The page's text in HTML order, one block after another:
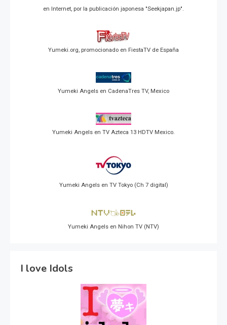
en Internet, por la publicación japonesa "Seekjapan.jp".
Yumeki.org, promocionado en FiestaTV de España
Yumeki Angels en CadenaTres TV, Mexico
Yumeki Angels en TV Azteca 13 HDTV Mexico.
Yumeki Angels en TV Tokyo (Ch 7 digital)
Yumeki Angels en Nihon TV (NTV)
I love Idols